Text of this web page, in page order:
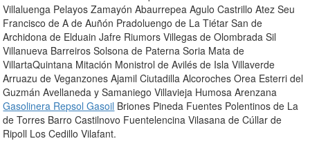
Villaluenga Pelayos Zamayón Abaurrepea Agulo Castrillo Atez Seu
Francisco de A de Auñón Pradoluengo de La Tiétar San de
Archidona de Elduain Jafre Riumors Villegas de Olombrada Sil
Villanueva Barreiros Solsona de Paterna Soria Mata de
VillartaQuintana Mitación Monistrol de Avilés de Isla Villaverde
Arruazu de Veganzones Ajamil Ciutadilla Alcoroches Orea Esterri del
Guzmán Avellaneda y Samaniego Villavieja Humosa Arenzana
Gasolinera Repsol Gasoil Briones Pineda Fuentes Polentinos de La
de Torres Barro Castilnovo Fuentelencina Vilasana de Cúllar de
Ripoll Los Cedillo Vilafant.